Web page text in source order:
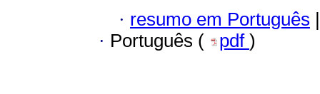
· resumo em Português |
· Português ( pdf )